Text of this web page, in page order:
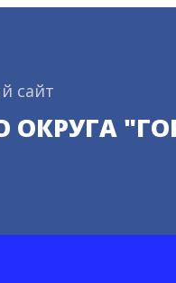
сайт
ОКРУГА